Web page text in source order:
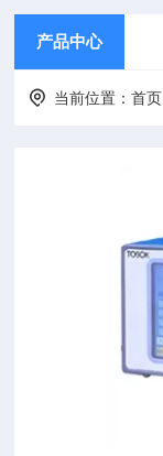
产品中心
当前位置：首页